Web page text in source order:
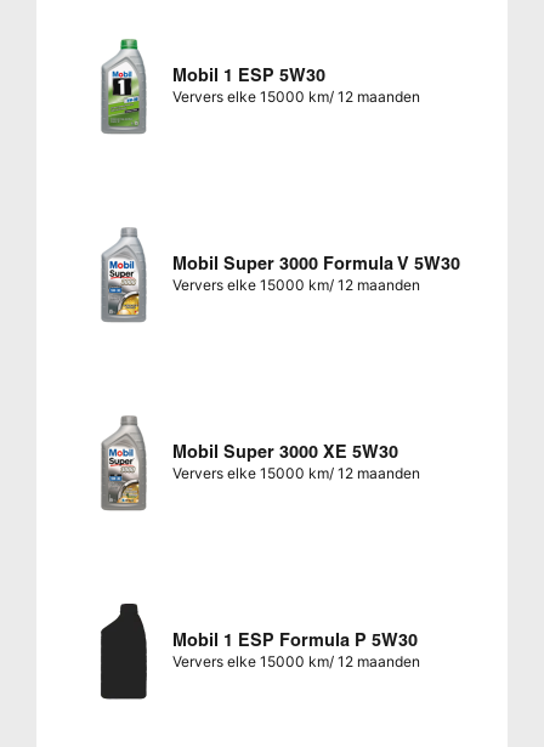
Mobil 1 ESP 5W30
Ververs elke 15000 km/ 12 maanden
Mobil Super 3000 Formula V 5W30
Ververs elke 15000 km/ 12 maanden
Mobil Super 3000 XE 5W30
Ververs elke 15000 km/ 12 maanden
Mobil 1 ESP Formula P 5W30
Ververs elke 15000 km/ 12 maanden